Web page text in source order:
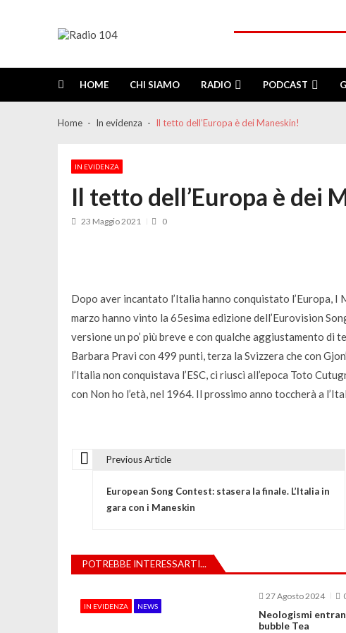
HOME CHI SIAMO RADIO PODCAST
Home In evidenza Il tetto dell’Europa è dei Maneskin!
IN EVIDENZA
Il tetto dell’Europa è dei
23 Maggio 2021 0
Dopo aver incantato l’Italia hanno conquistato l’Europa,
marzo hanno vinto la 65esima edizione dell’Eurovision
versione un po’ più breve e con qualche aggiustamento
Barbara Pravi con 499 punti, terza la Svizzera che con
l’Italia non conquistava l’ESC, ci riuscì all’epoca Toto
con Non ho l’età, nel 1964. Il prossimo anno toccherà a
v
i
g
Previous Article
European Song Contest: stasera la finale. L’Italia in
gara con i Maneskin
POTREBBE INTERESSARTI...
IN EVIDENZA NEWS
27 Agosto 2024
Neologismi
bubble Tea